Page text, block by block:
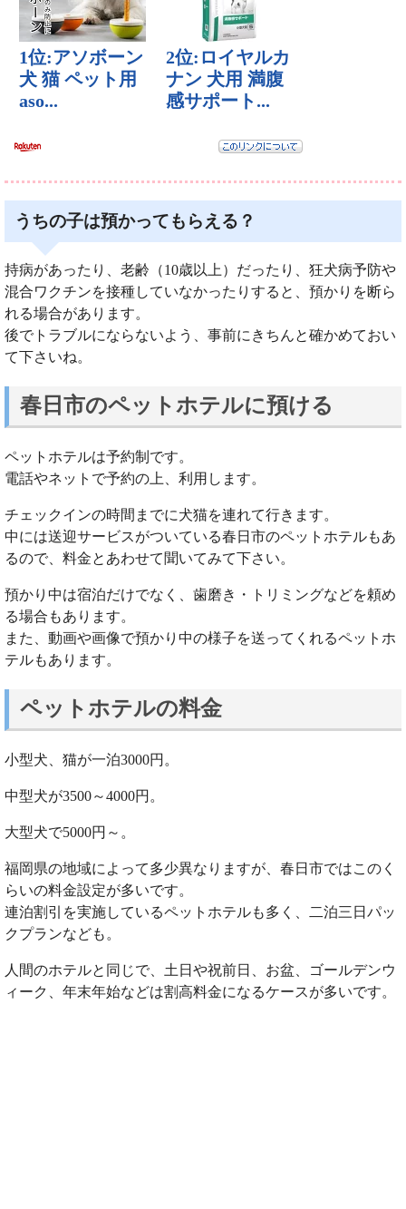
うちの子は預かってもらえる？
持病があったり、老齢（10歳以上）だったり、狂犬病予防や
混合ワクチンを接種していなかったりすると、預かりを断ら
れる場合があります。
後でトラブルにならないよう、事前にきちんと確かめておい
て下さいね。
春日市のペットホテルに預ける
ペットホテルは予約制です。
電話やネットで予約の上、利用します。
チェックインの時間までに犬猫を連れて行きます。
中には送迎サービスがついている春日市のペットホテルもあ
るので、料金とあわせて聞いてみて下さい。
預かり中は宿泊だけでなく、歯磨き・トリミングなどを頼め
る場合もあります。
また、動画や画像で預かり中の様子を送ってくれるペットホ
テルもあります。
ペットホテルの料金
小型犬、猫が一泊3000円。
中型犬が3500～4000円。
大型犬で5000円～。
福岡県の地域によって多少異なりますが、春日市ではこのく
らいの料金設定が多いです。
連泊割引を実施しているペットホテルも多く、二泊三日パッ
クプランなども。
人間のホテルと同じで、土日や祝前日、お盆、ゴールデンウ
ィーク、年末年始などは割高料金になるケースが多いです。